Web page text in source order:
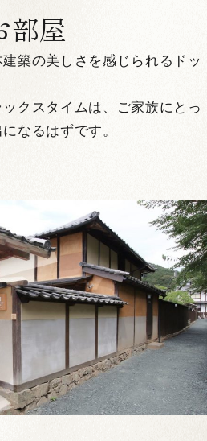
部屋
築の美しさを感じられるドッ
クスタイムは、ご家族にとっ
なるはずです。